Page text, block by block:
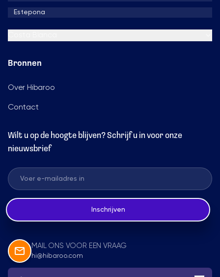
Estepona
Bronnen
Over Hibaroo
Contact
Wilt u op de hoogte blijven? Schrijf u in voor onze
nieuwsbrief
Inschrijven
MAIL ONS VOOR EEN VRAAG
hi@hibaroo.com